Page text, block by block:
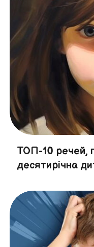
ТОП-10 речей,
десятирічна